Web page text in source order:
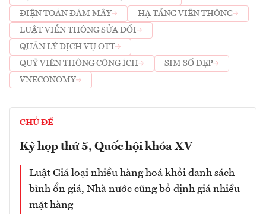
ĐIỆN TOÁN ĐÁM MÂY
HẠ TẦNG VIỄN THÔNG
LUẬT VIỄN THÔNG SỬA ĐỔI
QUẢN LÝ DỊCH VỤ OTT
QUỸ VIỄN THÔNG CÔNG ÍCH
SIM SỐ ĐẸP
VNECONOMY
CHỦ ĐỀ
Kỳ họp thứ 5, Quốc hội khóa XV
Luật Giá loại nhiều hàng hoá khỏi danh sách
bình ổn giá, Nhà nước cũng bỏ định giá nhiều
mặt hàng